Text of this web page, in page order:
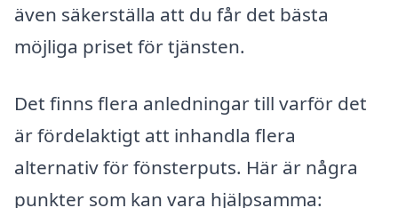
även säkerställa att du får det bästa
möjliga priset för tjänsten.
Det finns flera anledningar till varför det
är fördelaktigt att inhandla flera
alternativ för fönsterputs. Här är några
punkter som kan vara hjälpsamma: